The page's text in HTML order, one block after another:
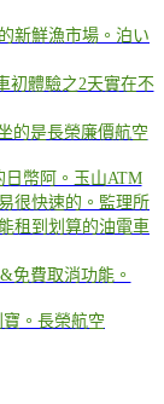
新鮮漁市場。泊い
初體驗之2天實在不
的是長榮廉價航空
日幣阿。玉山ATM
很快速的。監理所​​​​​​​
租到划算的油電車
免費取消功能。
。長榮航空